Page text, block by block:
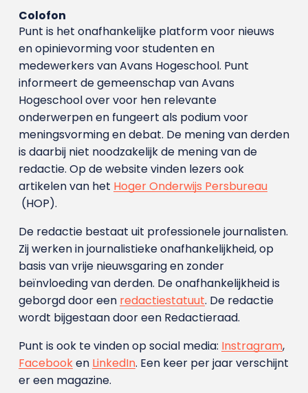
Colofon
Punt is het onafhankelijke platform voor nieuws
en opinievorming voor studenten en
medewerkers van Avans Hoge­school. Punt
informeert de gemeenschap van Avans
Hogeschool over voor hen relevante
onderwerpen en fungeert als podium voor
meningsvorming en debat. De mening van derden
is daarbij niet noodzakelijk de mening van de
redactie. Op de website vinden lezers ook
artikelen van het Hoger Onderwijs Persbureau
(HOP).
De redactie bestaat uit professionele journalisten.
Zij werken in journalistieke onafhankelijkheid, op
basis van vrije nieuwsgaring en zonder
beïnvloeding van derden. De onafhankelijkheid is
geborgd door een redactiestatuut. De redactie
wordt bijgestaan door een Redactieraad.
Punt is ook te vinden op social media: Instragram,
Facebooken LinkedIn. Een keer per jaar verschijnt
er een magazine.